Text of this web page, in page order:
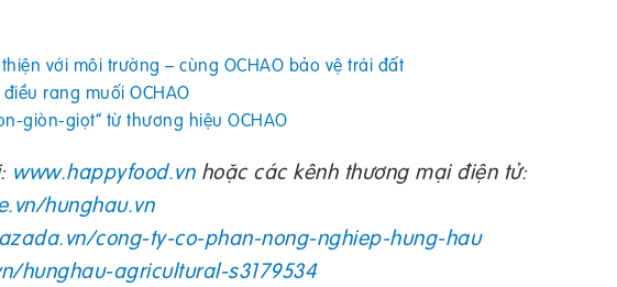
với môi trường – cùng OCHAO bảo vệ trái đất
rang muối OCHAO
giòn-giọt” từ thương hiệu OCHAO
www.happyfood.vnhoặc các kênh thương mại điện tử:
hunghau.vn
cong-ty-co-phan-nong-nghiep-hung-hau
hunghau-agricultural-s3179534